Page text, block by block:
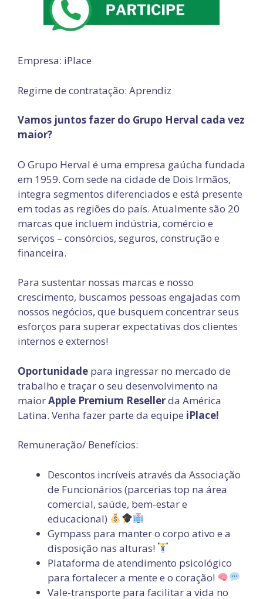
Empresa: iPlace
Regime de contratação: Aprendiz
Vamos juntos fazer do Grupo Herval cada vez
maior?
O Grupo Herval é uma empresa gaúcha fundada
em 1959. Com sede na cidade de Dois Irmãos,
integra segmentos diferenciados e está presente
em todas as regiões do país. Atualmente são 20
marcas que incluem indústria, comércio e
serviços – consórcios, seguros, construção e
financeira.
Para sustentar nossas marcas e nosso
crescimento, buscamos pessoas engajadas com
nossos negócios, que busquem concentrar seus
esforços para superar expectativas dos clientes
internos e externos!
Oportunidade para ingressar no mercado de
trabalho e traçar o seu desenvolvimento na
maiorApple Premium Resellerda América
Latina. Venha fazer parte da equipe iPlace!
Remuneração/ Benefícios:
Descontos incríveis através da Associação
de Funcionários (parcerias top na área
comercial, saúde, bem-estar e
educacional)
Gympass para manter o corpo ativo e a
disposição nas alturas!
Plataforma de atendimento psicológico
para fortalecer a mente e o coração!
Vale-transporte para facilitar a vida no